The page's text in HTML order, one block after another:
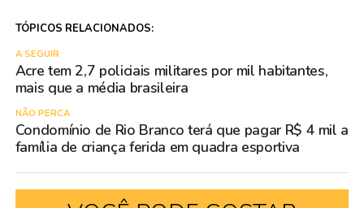
TÓPICOS RELACIONADOS:
A SEGUIR
Acre tem 2,7 policiais militares por mil habitantes,
mais que a média brasileira
NÃO PERCA
Condomínio de Rio Branco terá que pagar R$ 4 mil a
família de criança ferida em quadra esportiva